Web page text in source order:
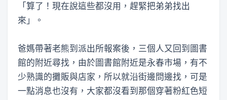
「算了！現在說這些都沒用，趕緊把弟弟找出
來」。
爸媽帶著老熊到派出所報案後，三個人又回到圖書
館的附近尋找，由於圖書館附近是永春市場，有不
少熟識的攤販與店家，所以就沿街邊問邊找，可是
一點消息也沒有，大家都沒看到那個穿著粉紅色短